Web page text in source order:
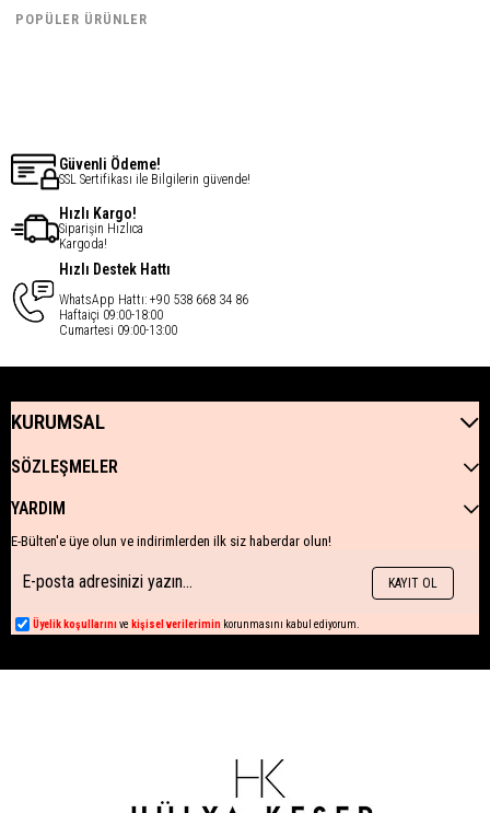
Güvenli Ödeme!
SSL Sertifikası ile Bilgilerin güvende!
Hızlı Kargo!
Siparişin Hızlıca
Kargoda!
Hızlı Destek Hattı
WhatsApp Hattı: +90 538 668 34 86
Haftaiçi 09:00-18:00
Cumartesi 09:00-13:00
KURUMSAL
SÖZLEŞMELER
YARDIM
E-Bülten'e üye olun ve indirimlerden ilk siz haberdar olun!
KAYIT OL
Üyelik koşullarını ve kişisel verilerimin korunmasını kabul ediyorum.
POPÜLER ÜRÜNLER